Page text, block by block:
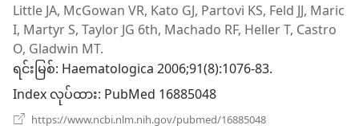
အသစ်
င့်
Little JA, McGowan VR, Kato GJ, Partovi KS, Feld JJ, Maric
I, Martyr S, Taylor JG 6th, Machado RF, Heller T, Castro
O, Gladwin MT.
ရင်းမြစ်‎: Haematologica 2006;91(8):1076-83.
Index လုပ်ထား‎: PubMed 16885048
https://www.ncbi.nlm.nih.gov/pubmed/16885048